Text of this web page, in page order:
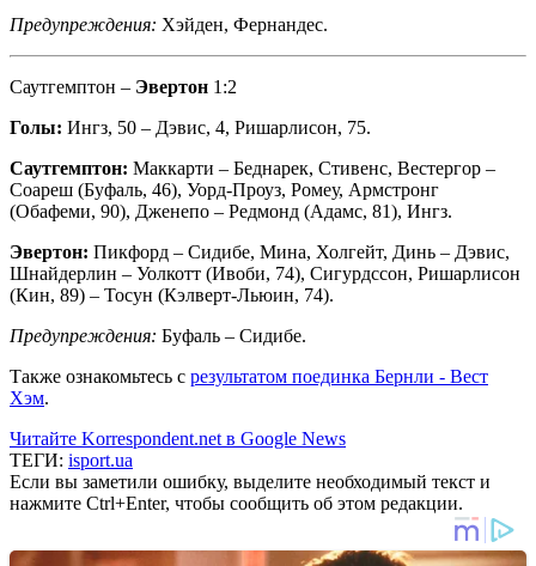
Предупреждения: Хэйден, Фернандес.
Саутгемптон – Эвертон 1:2
Голы: Ингз, 50 – Дэвис, 4, Ришарлисон, 75.
Саутгемптон: Маккарти – Беднарек, Стивенс, Вестергор –
Соареш (Буфаль, 46), Уорд-Проуз, Ромеу, Армстронг
(Обафеми, 90), Дженепо – Редмонд (Адамс, 81), Ингз.
Эвертон: Пикфорд – Сидибе, Мина, Холгейт, Динь – Дэвис,
Шнайдерлин – Уолкотт (Ивоби, 74), Сигурдссон, Ришарлисон
(Кин, 89) – Тосун (Кэлверт-Льюин, 74).
Предупреждения: Буфаль – Сидибе.
Также ознакомьтесь с результатом поединка Бернли - Вест
Хэм.
Читайте Korrespondent.net в Google News
ТЕГИ: isport.ua
Если вы заметили ошибку, выделите необходимый текст и
нажмите Ctrl+Enter, чтобы сообщить об этом редакции.